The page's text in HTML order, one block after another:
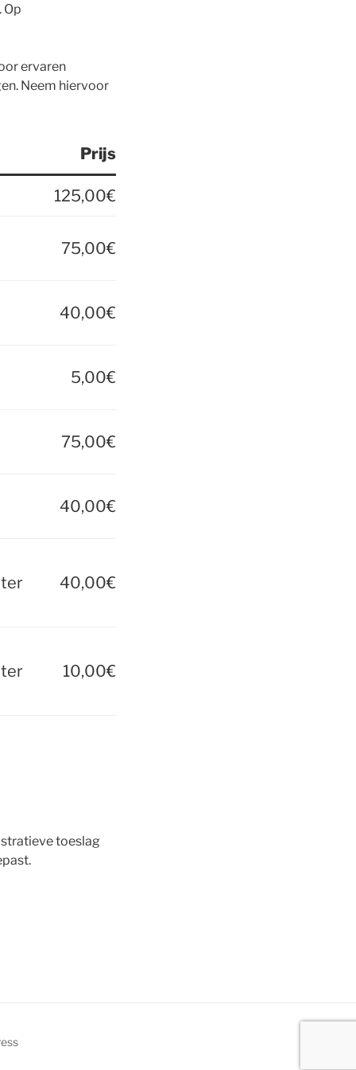
Op
ervaren
Neem hiervoor
Prijs
125,00€
75,00€
40,00€
5,00€
75,00€
40,00€
40,00€
10,00€
toeslag